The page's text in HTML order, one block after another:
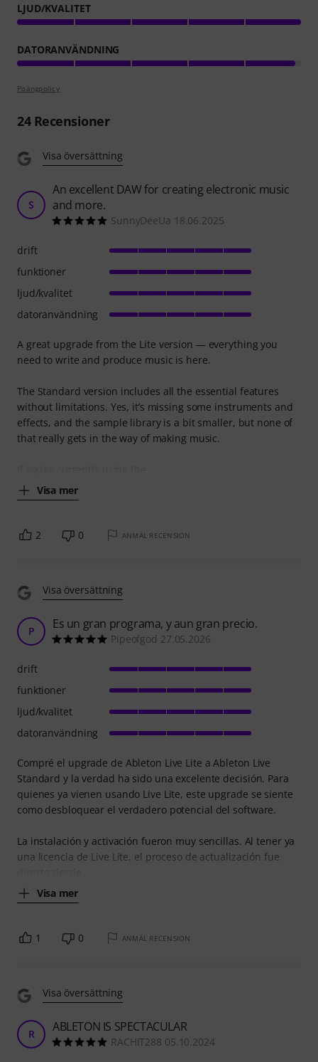
LJUD/KVALITET
DATORANVÄNDNING
Poängpolicy
24Recensioner
Visa översättning
S
An excellent DAW for creating electronic music
and more.
SunnyDeeUa 18.06.2025
A great upgrade from the Lite version — everything you
need to write and produce music is here.
The Standard version includes all the essential features
without limitations. Yes, it’s missing some instruments and
effects, and the sample library is a bit smaller, but none of
that really gets in the way of making music.
Visa mer
drift
funktioner
ljud/kvalitet
datoranvändning
2 0 ANMÄL RECENSION
Visa översättning
P Es un gran programa, y aun gran precio.
Pipeofgod 27.05.2026
Compré el upgrade de Ableton Live Lite a Ableton Live
Standard y la verdad ha sido una excelente decisión. Para
quienes ya vienen usando Live Lite, este upgrade se siente
como desbloquear el verdadero potencial del software.
La instalación y activación fueron muy sencillas. Al tener ya
una licencia de Live Lite, el proceso de actualización fue
Visa mer
drift
funktioner
ljud/kvalitet
datoranvändning
1 0 ANMÄL RECENSION
Visa översättning
R ABLETON IS SPECTACULAR
RACHIT288 05.10.2024